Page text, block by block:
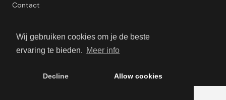
Wij gebruiken cookies om je de beste
ervaring te bieden. Meer info
Decline Allow cookies
Contact
Algemene Voorwaarden
Adverteren